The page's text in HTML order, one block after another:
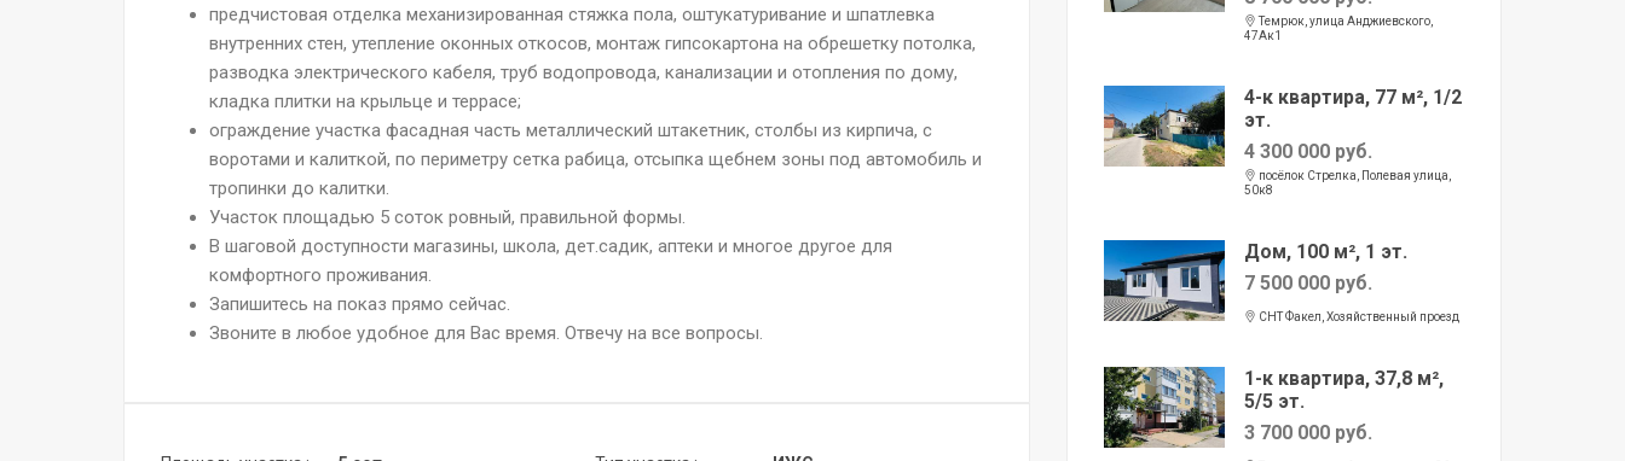
предчистовая отделка механизированная стяжка пола, оштукатуривание и шпатлевка
внутренних стен, утепление оконных откосов, монтаж гипсокартона на обрешетку потолка,
разводка электрического кабеля, труб водопровода, канализации и отопления по дому,
кладка плитки на крыльце и террасе;
ограждение участка фасадная часть металлический штакетник, столбы из кирпича, с
воротами и калиткой, по периметру сетка рабица, отсыпка щебнем зоны под автомобиль и
тропинки до калитки.
Участок площадью 5 соток ровный, правильной формы.
В шаговой доступности магазины, школа, дет.садик, аптеки и многое другое для
комфортного проживания.
Запишитесь на показ прямо сейчас.
Звоните в любое удобное для Вас время. Отвечу на все вопросы.
Темрюк, улица Анджиевского,
47Ак1
4-к квартира, 77 м², 1/2
эт.
4 300 000 руб.
посёлок Стрелка, Полевая улица,
50к8
Дом, 100 м², 1 эт.
7 500 000 руб.
СНТ Факел, Хозяйственный проезд
1-к квартира, 37,8 м²,
5/5 эт.
3 700 000 руб.